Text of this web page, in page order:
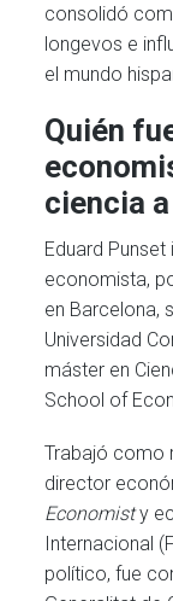
consolidó
longevos e
el mundo
Quién
ciencia
Eduard
economista,
en Barcelona,
Universidad
máster en
School of
Trabajó como
director
Economisty
Internacional
político, fue